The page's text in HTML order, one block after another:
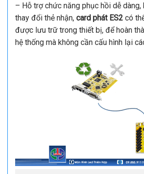
– Hỗ trợ chức năng phục hồi dễ
thay đổi thẻ nhận, card phát ES2 có
được lưu trữ trong thiết bị, để hoàn
hệ thống mà không cần cấu hình lại